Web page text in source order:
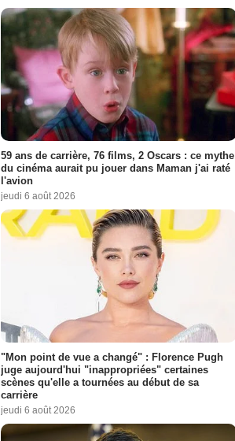
59 ans de carrière, 76 films, 2 Oscars : ce mythe
du cinéma aurait pu jouer dans Maman j'ai raté
l'avion
jeudi 6 août 2026
"Mon point de vue a changé" : Florence Pugh
juge aujourd'hui "inappropriées" certaines
scènes qu'elle a tournées au début de sa
carrière
jeudi 6 août 2026